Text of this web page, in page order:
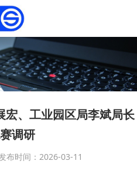
、工业园区局李斌局长
调研
布时间：2026-03-11